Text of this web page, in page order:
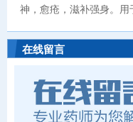
神，愈疮，滋补强身。用
中毒症。“培根木布”，消
溃疡，急慢性肠胃炎，萎
在线留言